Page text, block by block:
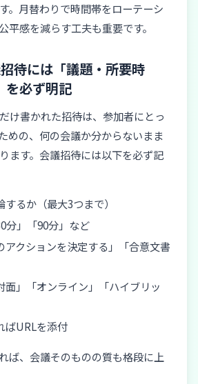
。月替わりで時間帯をローテーシ
平感を減らす工夫も重要です。
待には「議題・所要時
を必ず明記
け書かれた招待は、参加者にとっ
めの、何の会議か分からないまま
ます。会議招待には以下を必ず記
するか（最大3つまで）
分」「90分」など
アクションを決定する」「合意文書
面」「オンライン」「ハイブリッ
ばURLを添付
ば、会議そのものの質も格段に上